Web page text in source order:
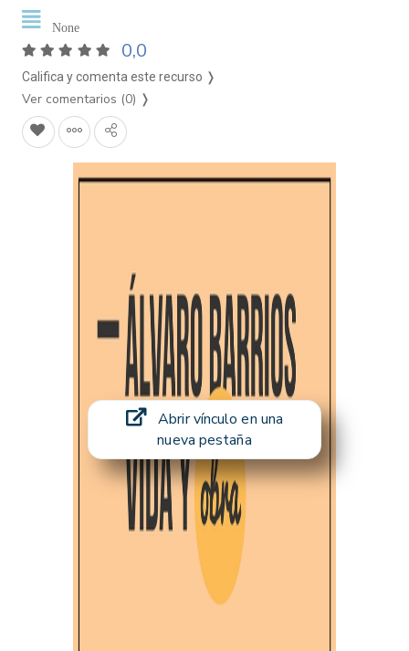
None
0,0
Califica y comenta este recurso ❭
Ver comentarios (0) ❭
Abrir vínculo en una
nueva pestaña